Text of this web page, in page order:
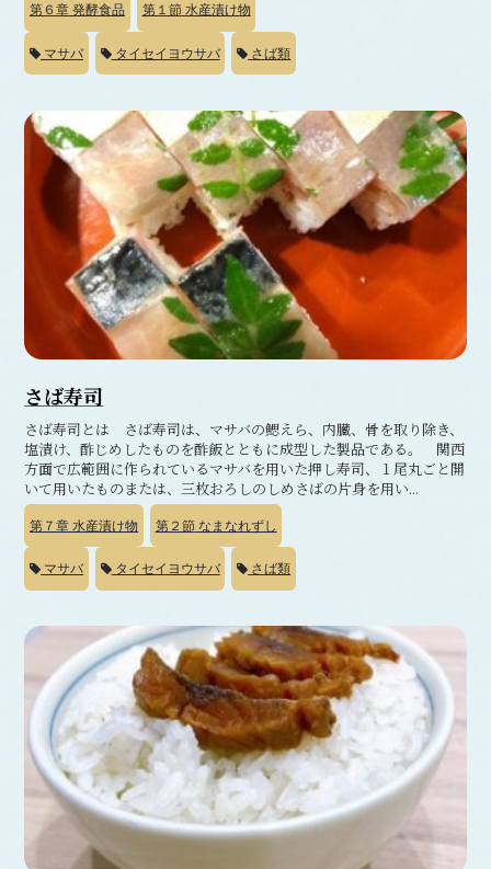
第６章 発酵食品 第１節水産漬け物
マサバ タイセイヨウサバ さば類
さば寿司
さば寿司とは さば寿司は、マサバの鰓えら、内臓、骨を取り除き、
塩漬け、酢じめしたものを酢飯とともに成型した製品である。 関西
方面で広範囲に作られているマサバを用いた押し寿司、１尾丸ごと開
いて用いたものまたは、三枚おろしのしめさばの片身を用い...
第７章 水産漬け物 第２節なまなれずし
マサバ タイセイヨウサバ さば類